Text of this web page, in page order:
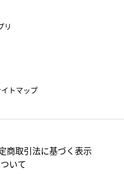
リ
トマップ
商取引法に基づく表示
いて